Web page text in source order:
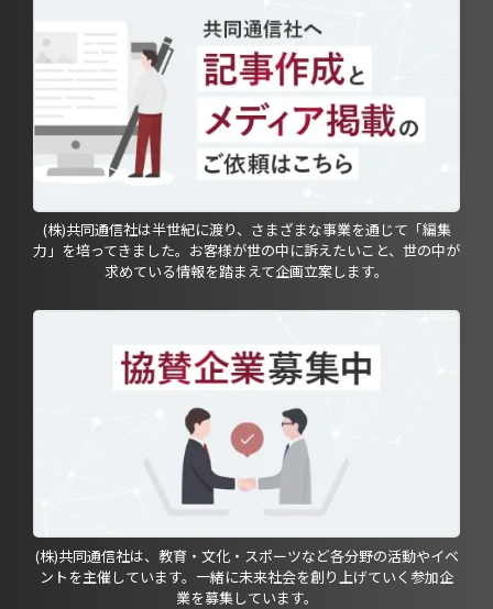
(株)共同通信社は半世紀に渡り、さまざまな事業を通じて「編集
力」を培ってきました。お客様が世の中に訴えたいこと、世の中が
求めている情報を踏まえて企画立案します。
(株)共同通信社は、教育・文化・スポーツなど各分野の活動やイベ
ントを主催しています。一緒に未来社会を創り上げていく参加企
業を募集しています。